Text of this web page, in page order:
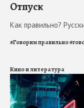
Отпуск
Как правильно?
#Говорим правильно#
Кино и литература